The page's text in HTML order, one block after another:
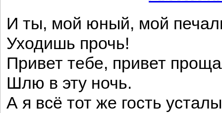
И ты, мой юный, мой
Уходишь прочь!
Привет тебе, привет
Шлю в эту ночь.
А я всё тот же гость